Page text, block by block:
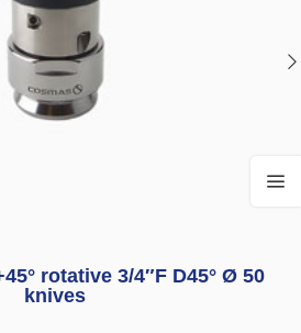
rotative 3/4″F D45° Ø 50
knives